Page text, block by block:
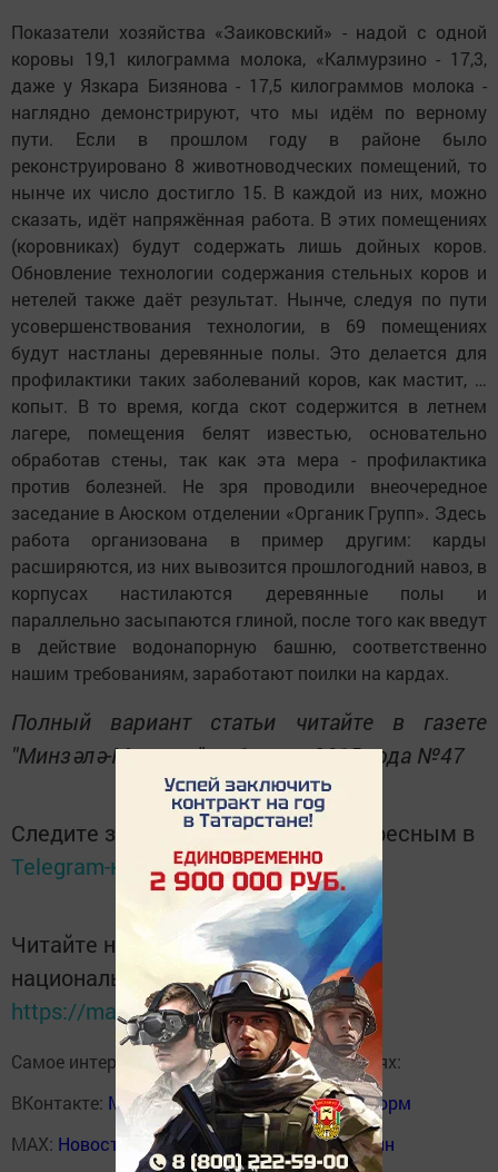
Показатели хозяйства «Заиковский» - надой с одной
коровы 19,1 килограмма молока, «Калмурзино - 17,3,
даже у Язкара Бизянова - 17,5 килограммов молока -
наглядно демонстрируют, что мы идём по верному
пути. Если в прошлом году в районе было
реконструировано 8 животноводческих помещений, то
нынче их число достигло 15. В каждой из них, можно
сказать, идёт напряжённая работа. В этих помещениях
(коровниках) будут содержать лишь дойных коров.
Обновление технологии содержания стельных коров и
нетелей также даёт результат. Нынче, следуя по пути
усовершенствования технологии, в 69 помещениях
будут настланы деревянные полы. Это делается для
профилактики таких заболеваний коров, как мастит, …
копыт. В то время, когда скот содержится в летнем
лагере, помещения белят известью, основательно
обработав стены, так как эта мера - профилактика
против болезней. Не зря проводили внеочередное
заседание в Аюском отделении «Органик Групп». Здесь
работа организована в пример другим: карды
расширяются, из них вывозится прошлогодний навоз, в
корпусах настилаются деревянные полы и
параллельно засыпаются глиной, после того как введут
в действие водонапорную башню, соответственно
нашим требованиям, заработают поилки на кардах.
Полный вариант статьи читайте в газете
"Минзәлә-Мензела" от 1 июля 2015 года №47
Следите за самым важным и интересным в
Telegram-каналеТатмедиа
Читайте новости Татарстана в
национальном мессенджере MАХ:
https://max.ru/tatmedia
Самое интересное в наших социальных сетях:
ВКонтакте: Мензелинск news - Мензеля-информ
MAX: Новости Мензелинска - Мензеля онлайн